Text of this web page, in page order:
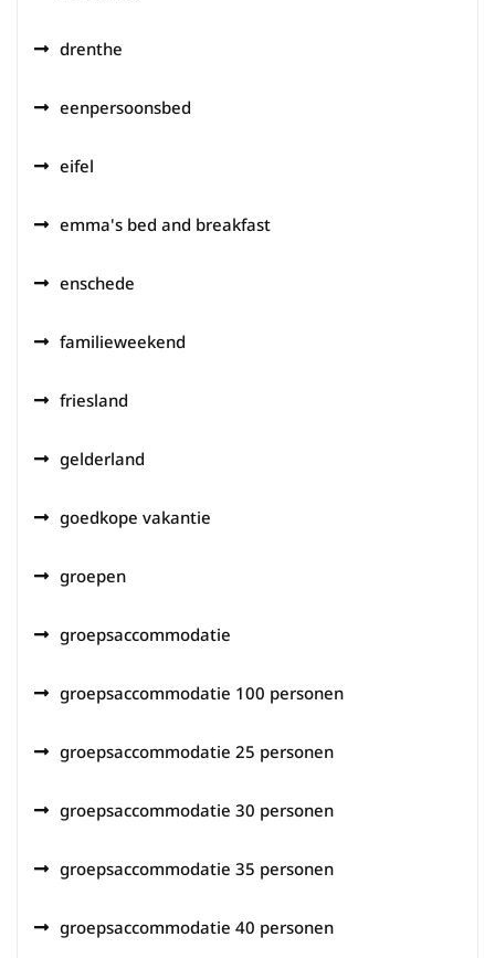
drenthe
eenpersoonsbed
eifel
emma's bed and breakfast
enschede
familieweekend
friesland
gelderland
goedkope vakantie
groepen
groepsaccommodatie
groepsaccommodatie 100 personen
groepsaccommodatie 25 personen
groepsaccommodatie 30 personen
groepsaccommodatie 35 personen
groepsaccommodatie 40 personen